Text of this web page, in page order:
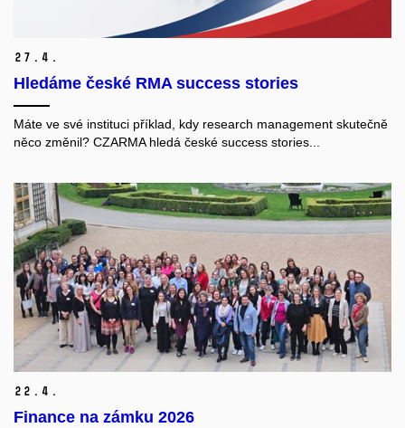
27. 4.
Hledáme české RMA success stories
Máte ve své instituci příklad, kdy research management skutečně
něco změnil? CZARMA hledá české success stories...
22. 4.
Finance na zámku 2026